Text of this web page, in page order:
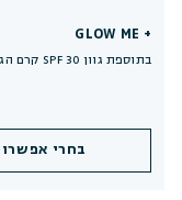
GLOW ME +
קרם הגנה מינרלי SPF 30 בתוספת גוון
בחרי
הוספה